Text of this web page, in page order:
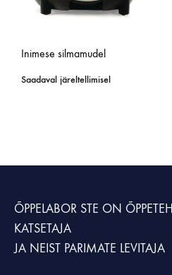
Inimese silmamudel
Saadaval järeltellimisel
ÕPPELABOR STE ON
KATSETAJA
JA NEIST PARIMATE LEVITAJA